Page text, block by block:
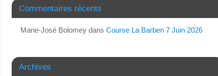
Commentaires récents
Marie-José Bolomeydans Course La Barben 7 Juin 2026
Archives